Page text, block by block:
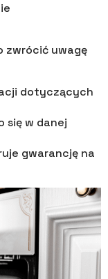
zwrócić uwagę
dotyczących
się w danej
gwarancję na